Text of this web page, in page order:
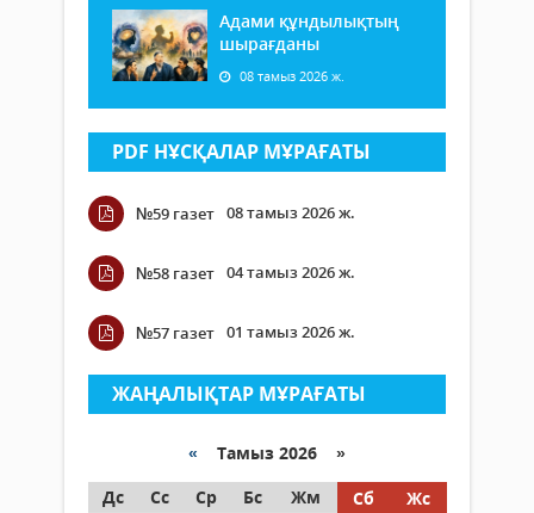
Адами құндылықтың
шырағданы
08 тамыз 2026 ж.
PDF НҰСҚАЛАР МҰРАҒАТЫ
№59 газет 08 тамыз 2026 ж.
№58 газет 04 тамыз 2026 ж.
№57 газет 01 тамыз 2026 ж.
ЖАҢАЛЫҚТАР МҰРАҒАТЫ
« Тамыз 2026 »
Дс
Сс Ср Бс Жм Сб
Жс